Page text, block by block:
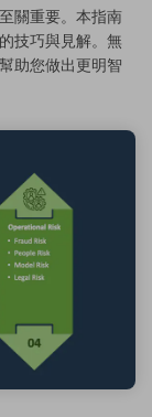
關重要。本指南
技巧與見解。無
助您做出更明智